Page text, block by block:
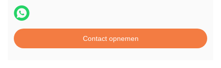
Contact opnemen